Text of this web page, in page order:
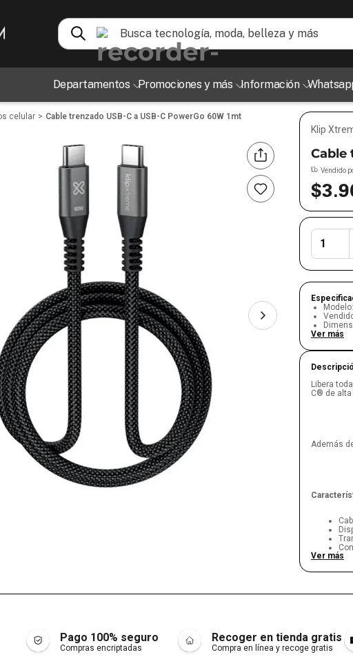
Busca tecnología, moda, belleza y más
Departamentos Promociones y más Información
celular Cable trenzado USB-C a USB-C PowerGo 60W 1mt
Klip
Cable
Vendido
$3.
Modelo:
Ver más
Libera
C® de
Además
Ver más
Pago 100% seguro
Compras encriptadas
Recoger en tienda gratis
Compra en línea y recoge gratis
MÁS BUSCADOS
perfumes
.
carteras
traje baño